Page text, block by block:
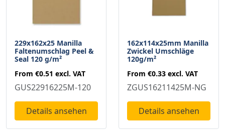
229x162x25 Manilla
Faltenumschlag Peel &
Seal 120 g/m²
From €0.51 excl. VAT
GUS22916225M-120
Details ansehen
162x114x25mm Manilla
Zwickel Umschläge
120g/m²
From €0.33 excl. VAT
ZGUS16211425M-NG
Details ansehen